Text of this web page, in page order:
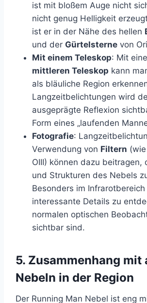
ist mit bloßem Auge nicht
nicht genug Helligkeit
ist er in der Nähe des hellen
und der Gürtelsterne von
Mit einem Teleskop: Mit
mittleren Teleskop kann
als bläuliche Region
Langzeitbelichtungen wird
ausgeprägte Reflexion
Form eines „laufenden
Fotografie:
Verwendung von Filtern
OIII) können dazu beitragen,
und Strukturen des Nebels
Besonders im
interessante Details zu
normalen optischen
sichtbar sind.
5. Zusammenhang mit
Nebeln in der Region
Der Running Man Nebel ist eng